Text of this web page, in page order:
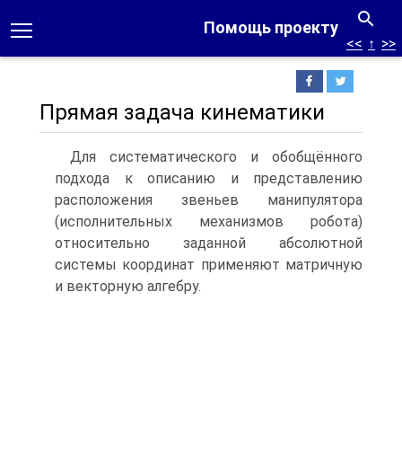
Помощь проекту
<< ↑ >>
Прямая задача кинематики
Для систематического и обобщённого
подхода к описанию и представлению
расположения звеньев манипулятора
(исполнительных механизмов робота)
относительно заданной абсолютной
системы координат применяют матричную
и векторную алгебру.